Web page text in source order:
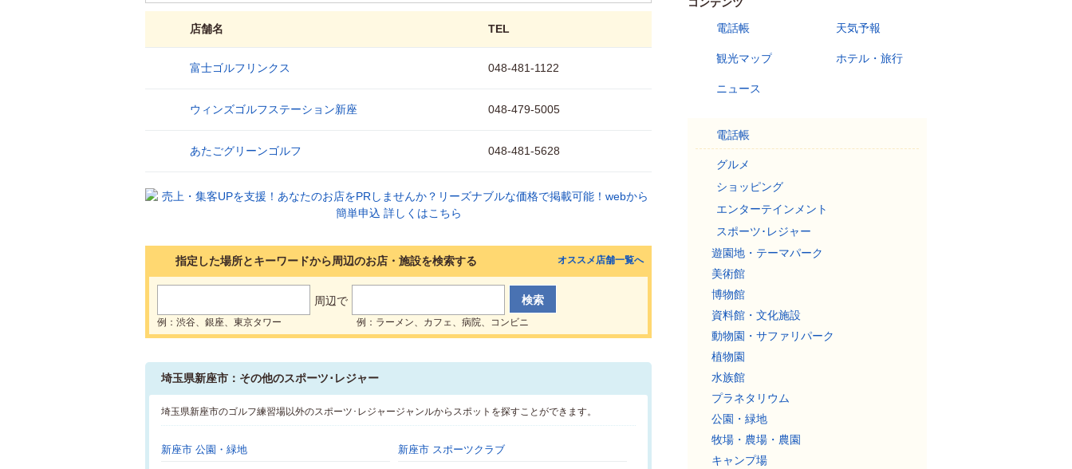
店舗名 TEL
富士ゴルフリンクス 048-481-1122
ウィンズゴルフステーション新座 048-479-5005
あたごグリーンゴルフ 048-481-5628
指定した場所とキーワードから周辺のお店・施設を検索する
周辺で
例：渋谷、銀座、東京タワー 例：ラーメン、カフェ、病院、コンビニ
オススメ店舗一覧へ
埼玉県新座市：その他のスポーツ･レジャー
埼玉県新座市のゴルフ練習場以外のスポーツ･レジャージャンルからスポットを探すことができます。
新座市 公園・緑地 新座市 スポーツクラブ
電話帳
天気予報
観光マップ ホテル・旅行
ニュース
電話帳
グルメ
ショッピング
エンターテインメント
スポーツ･レジャー
遊園地・テーマパーク
美術館
博物館
資料館・文化施設
動物園・サファリパーク
植物園
水族館
プラネタリウム
公園・緑地
牧場・農場・農園
キャンプ場